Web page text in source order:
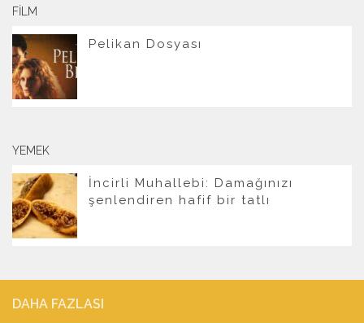
FILM
Pelikan Dosyası
YEMEK
İncirli Muhallebi: Damağınızı
şenlendiren hafif bir tatlı
DAHA FAZLASI